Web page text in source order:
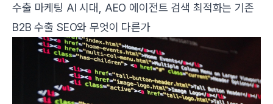
수출 마케팅 AI 시대, AEO 에이전트 검색 최적화는 기존
B2B 수출 SEO와 무엇이 다른가